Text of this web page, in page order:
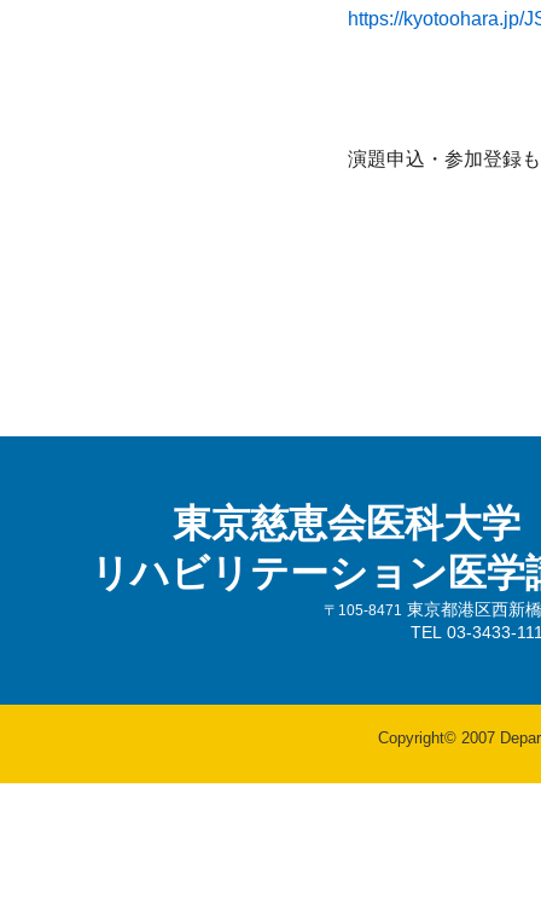
https://kyotoohara.jp/
演題申込・参加登録
東京慈恵会医科大学
リハビリテーション医学
〒105-8471
東京都港区西新
TEL 03-3433-
Copyright© 2007